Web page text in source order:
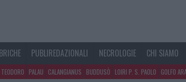
PUBLIREDAZIONALI NECROLOGIE CHI SIAMO
PALAU CALANGIANUS BUDDUSÒ LOIRI P. S. PAOLO GOLFO